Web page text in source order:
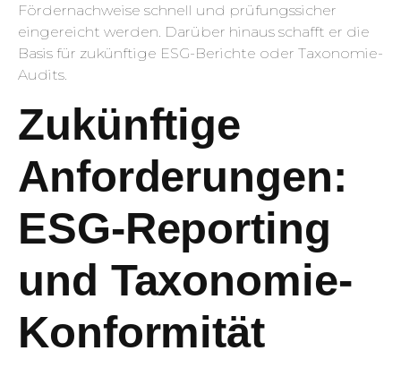
Fördernachweise schnell und prüfungssicher
eingereicht werden. Darüber hinaus schafft er die
Basis für zukünftige ESG-Berichte oder Taxonomie-
Audits.
Zukünftige
Anforderungen:
ESG-Reporting
und Taxonomie-
Konformität